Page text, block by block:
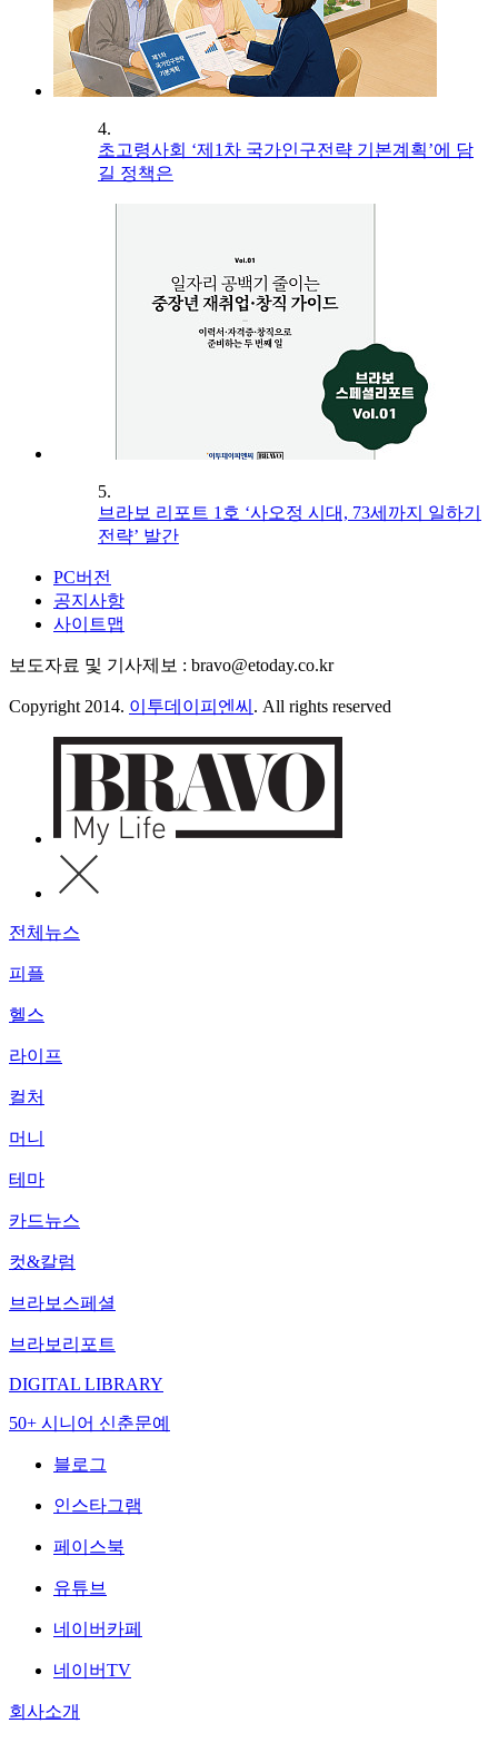
4.
초고령사회 ‘제1차 국가인구전략 기본계획’에 담
길 정책은
5.
브라보 리포트 1호 ‘사오정 시대, 73세까지 일하기
전략’ 발간
PC버전
공지사항
사이트맵
보도자료 및 기사제보 : bravo@etoday.co.kr
Copyright 2014. 이투데이피엔씨 . All rights reserved
전체뉴스
피플
헬스
라이프
컬처
머니
테마
카드뉴스
컷&칼럼
브라보스페셜
브라보리포트
DIGITAL LIBRARY
50+ 시니어 신춘문예
블로그
인스타그램
페이스북
유튜브
네이버카페
네이버TV
회사소개